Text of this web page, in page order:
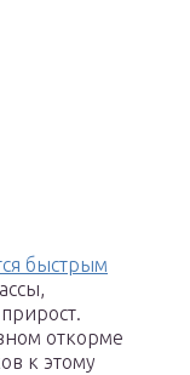
быстрым
откорме
к этому